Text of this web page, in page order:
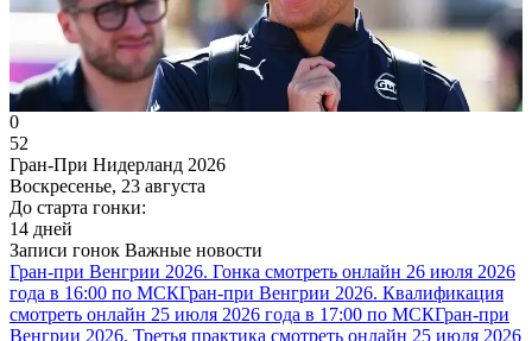
0
52
Гран-При Нидерланд 2026
Воскресенье, 23 августа
До старта гонки:
14 дней
Записи гонок Важные новости
Гран-при Венгрии 2026. Гонка смотреть онлайн 26 июля 2026
года в 16:00 по МСКГран-при Венгрии 2026. Квалификация
смотреть онлайн 25 июля 2026 года в 17:00 по МСКГран-при
Венгрии 2026. Третья практика смотреть онлайн 25 июля 2026